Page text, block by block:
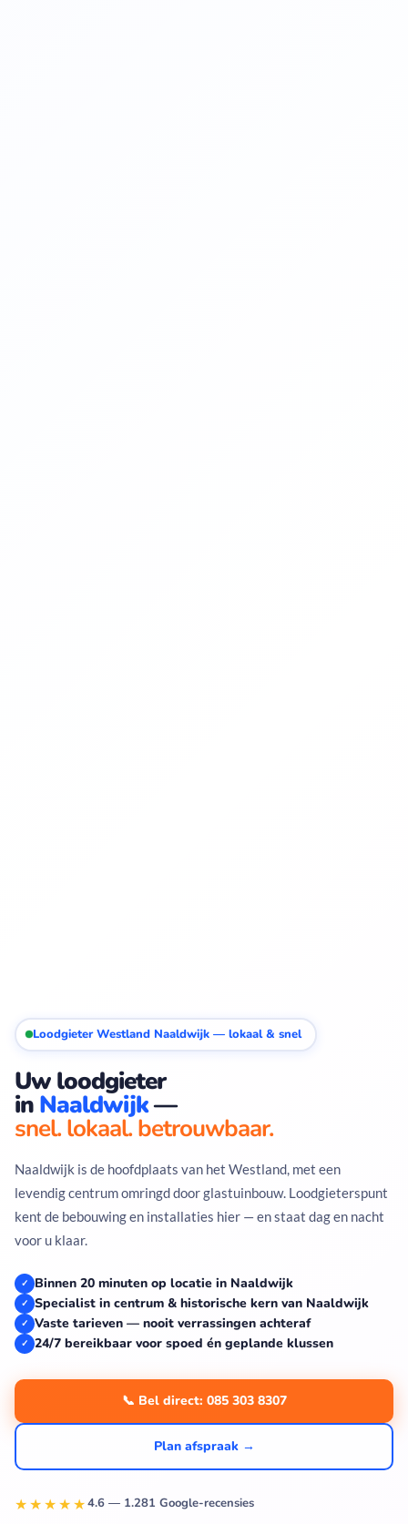
Loodgieter Westland Naaldwijk — lokaal & snel
Uw loodgieter
in Naaldwijk—
snel. lokaal. betrouwbaar.
Naaldwijk is de hoofdplaats van het Westland, met een
levendig centrum omringd door glastuinbouw. Loodgieterspunt
kent de bebouwing en installaties hier — en staat dag en nacht
voor u klaar.
✓ Binnen 20 minuten op locatie in Naaldwijk
✓ Specialist in centrum & historische kern van Naaldwijk
✓ Vaste tarieven — nooit verrassingen achteraf
✓ 24/7 bereikbaar voor spoed én geplande klussen
📞 Bel direct: 085 303 8307
Plan afspraak →
★★★★★4.6 — 1.281 Google-recensies